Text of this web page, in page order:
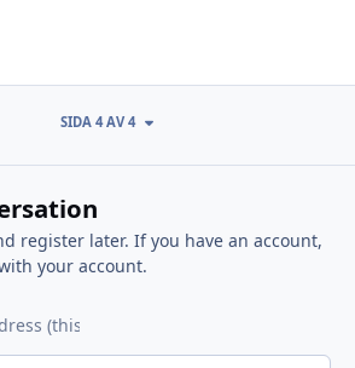
SIDA 4 AV 4
register later. If you have an account,
your account.